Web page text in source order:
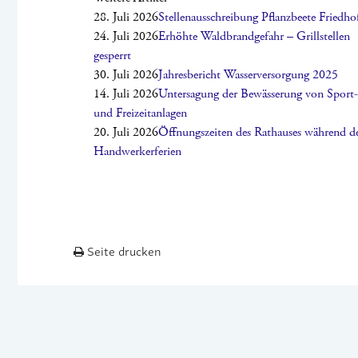
28. Juli 2026Stellenausschreibung Pflanzbeete
24. Juli 2026Erhöhte Waldbrandgefahr – Grillstellen
gesperrt
30. Juli 2026Jahresbericht Wasserversorgung 2025
14. Juli 2026Untersagung der Bewässerung von Sport-
und Freizeitanlagen
20. Juli 2026Öffnungszeiten des Rathauses während
Handwerkerferien
Seite drucken